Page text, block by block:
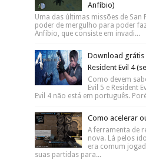
Anfíbio)
Uma das últimas missões de San
poder de mergulho para poder
Anfíbio, que consiste em invadi...
Download grátis
Resident Evil 4
Como devem
Evil 5 e Resident
Evil 4 não está em português.
Como acelerar
A ferramenta de
nova. Lá pelos
era comum
suas partidas para...